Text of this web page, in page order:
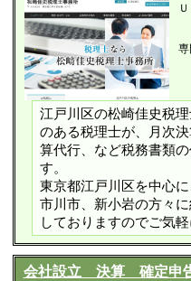
専
江戸川区の松崎佳史税
のある税理士が、月次
算代行、など税務書類
す。
東京都江戸川区を中心
市川市、新小岩の方々
しておりますのでご気
会社設立 決算 確定申